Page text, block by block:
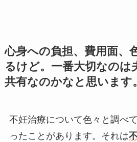
心身への負担、費用面、
るけど。一番大切なのは
共有なのかなと思います。
不妊治療について色々と調べ
ったことがあります。それは